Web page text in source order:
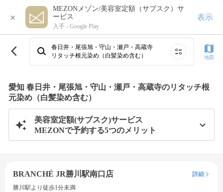
×
MEZONメゾン/美容室定額（サブスク）サ
ービス
入手 - Google Play
表示
春日井・尾張旭・守山・瀬戸・高蔵寺
リタッチ根元染め（白髪染め含む）
地図
愛知 春日井・尾張旭・守山・瀬戸・高蔵寺のリタッチ根
元染め（白髪染め含む）
美容室定額(サブスク)サービス
MEZONで予約する5つのメリット
BRANCHÉ JR勝川駅南口店
詳細
勝川駅より徒歩1分未満